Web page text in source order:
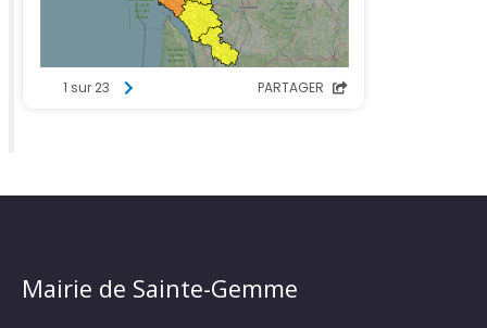
Mairie de Sainte-Gemme